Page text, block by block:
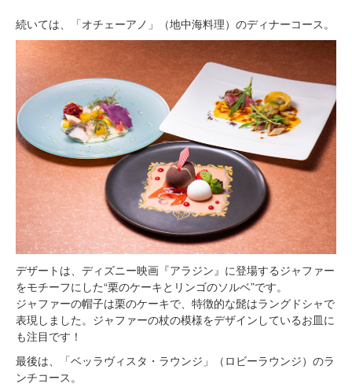
続いては、「オチェーアノ」（地中海料理）のディナーコース。
デザートは、ディズニー映画『アラジン』に登場するジャファー
をモチーフにした“栗のケーキとリンゴのソルベ”です。
ジャファーの帽子は栗のケーキで、特徴的な髭はラングドシャで
表現しました。ジャファーの杖の模様をデザインしているお皿に
も注目です！
最後は、「ベッラヴィスタ・ラウンジ」（ロビーラウンジ）のラ
ンチコース。